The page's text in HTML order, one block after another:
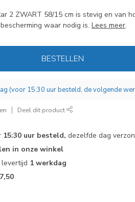
2 ZWART 58/15 cm is stevig en van
waar nodig is.Lees meer.
BESTELLEN
(voor 15:30 uur besteld, de volgende
Deel dit product
15:30 uur besteld, dezelfde dag
in onze winkel
levertijd 1 werkdag